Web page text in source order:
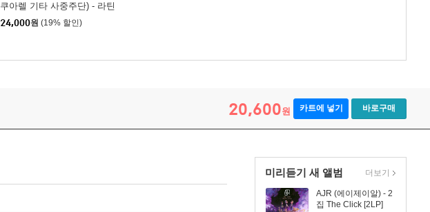
쿠아렐 기타 사중주단) - 라틴
커넥션 (Latin Connections)
24,000원 (19% 할인)
20,600원 카트에 넣기 바로구매
미리듣기 새 앨범
AJR (에이제이알) - 2
집 The Click [2LP]
더보기